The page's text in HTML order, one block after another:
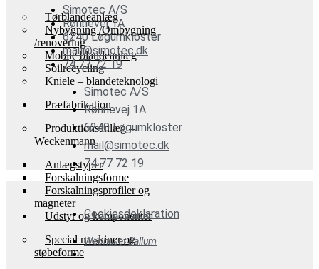
Tørblandeanlæg
Nybygning /Ombygning
/renovering
Mobile blandeanlæg
Soilrecycling
Kniele – blandeteknologi
Præfabrikation
Produktionsanlæg –
Weckenmann
Anlægstyper
Forskalningsforme
Forskalningsprofiler og
magneter
Udstyr og komponenter
Special maskiner og
støbeforme
Simotec A/S
Rønnevej 1A
6240 Løgumkloster
mail@simotec.dk
74 77 72 19
Simotec A/S
Rønnevej 1A
6240 Løgumkloster
mail@simotec.dk
74 77 72 19
Cookiesdeklaration
Webhuset Ballum